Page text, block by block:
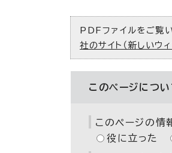
PDFファイルをご覧
社のサイト（新しいウィ
このページについ
このページの情
役に立った